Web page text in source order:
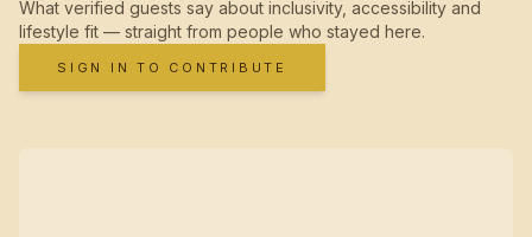
What verified guests say about inclusivity, accessibility and
lifestyle fit — straight from people who stayed here.
SIGN IN TO CONTRIBUTE